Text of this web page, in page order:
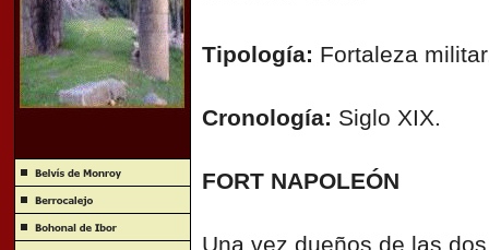
Tipología: Fortaleza
Cronología: Siglo XIX.
FORT NAPOLEÓN
Una vez dueños de las